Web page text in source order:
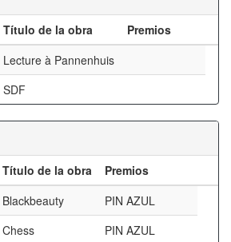
Título de la obra
Premios
Lecture à Pannenhuis
SDF
Título de la obra
Premios
Blackbeauty
PIN AZUL
Chess
PIN AZUL